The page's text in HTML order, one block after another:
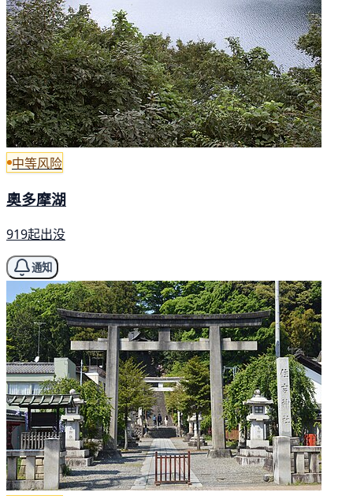
中等风险
奧多摩湖
919起出没
通知